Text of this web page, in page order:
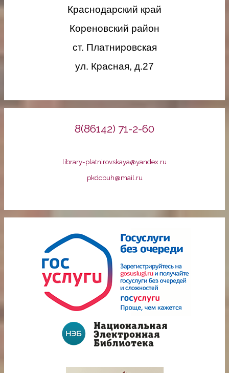
Краснодарский край
Кореновский район
ст. Платнировская
ул. Красная, д.27
8(86142) 71-2-60
library-platnirovskaya@yandex.ru
pkdcbuh@mail.ru